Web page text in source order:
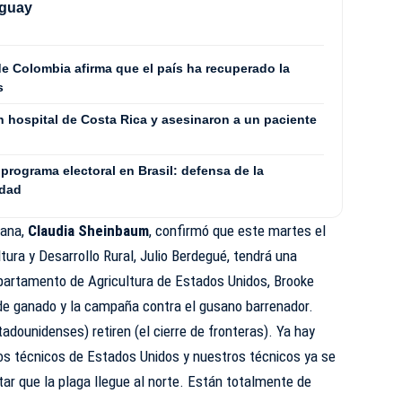
Colombia afirma que el país ha recuperado la
hospital de Costa Rica y asesinaron a un paciente
electoral en Brasil: defensa de la
Claudia Sheinbaum, confirmó que este martes el
y Desarrollo Rural, Julio Berdegué, tendrá una
de Agricultura de Estados Unidos, Brooke
ganado y la campaña contra el gusano barrenador.
retiren (el cierre de fronteras). Ya hay
técnicos de Estados Unidos y nuestros técnicos ya se
que la plaga llegue al norte. Están totalmente de